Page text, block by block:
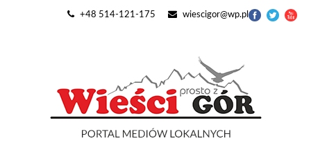
+48 514-121-175 wiescigor@wp.pl